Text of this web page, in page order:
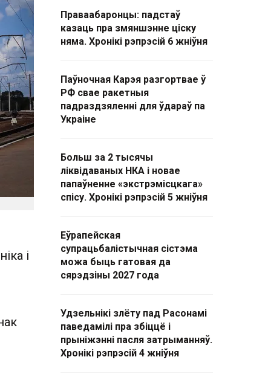
і
Праваабаронцы: падстаў
казаць пра змяншэнне ціску
няма. Хронікі рэпрэсій 6 жніўня
Паўночная Карэя разгортвае ў
РФ свае ракетныя
падраздзяленні для ўдараў па
Украіне
Больш за 2 тысячы
ліквідаваных НКА і новае
папаўненне «экстрэмісцкага»
спісу. Хронікі рэпрэсій 5 жніўня
Еўрапейская
супрацьбалістычная сістэма
можа быць гатовая да
сярэдзіны 2027 года
Удзельнікі злёту пад Расонамі
паведамілі пра збіццё і
прыніжэнні пасля затрыманняў.
Хронікі рэпрэсій 4 жніўня